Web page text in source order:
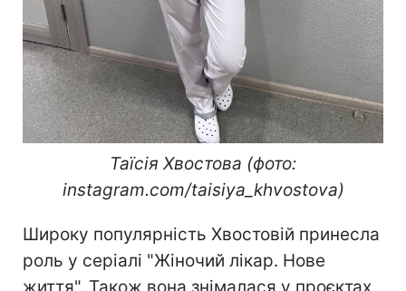
Таїсія Хвостова (фото:
instagram.com/taisiya_khvostova)
Широку популярність Хвостовій принесла
роль у серіалі "Жіночий лікар. Нове
життя". Також вона знімалася у проєктах